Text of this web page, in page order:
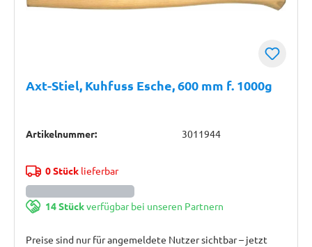
Axt-Stiel, Kuhfuss Esche, 600 mm f. 1000g
Artikelnummer: 3011944
0 Stücklieferbar
14 Stückverfügbar bei unseren Partnern
Preise sind nur für angemeldete Nutzer sichtbar – jetzt